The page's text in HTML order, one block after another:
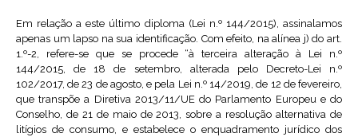
Em relação a este último diploma (Lei n.º 144/2015), assinalamos
apenas um lapso na sua identificação. Com efeito, na alínea j) do art.
1.º-2, refere-se que se procede “à terceira alteração à Lei n.º
144/2015, de 18 de setembro, alterada pelo Decreto-Lei n.º
102/2017, de 23 de agosto, e pela Lei n.º 14/2019, de 12 de fevereiro,
que transpõe a Diretiva 2013/11/UE do Parlamento Europeu e do
Conselho, de 21 de maio de 2013, sobre a resolução alternativa de
litígios de consumo, e estabelece o enquadramento jurídico dos